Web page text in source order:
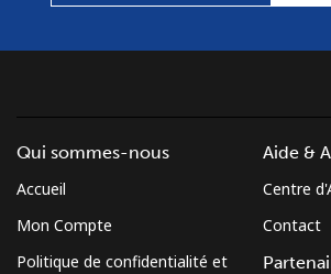
Qui sommes-nous
Accueil
Mon Compte
Politique de confidentialité et
Aide &
Centre
Contact